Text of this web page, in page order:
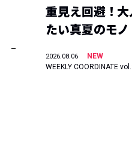
重見え回避！
たい真夏のモノ
2026.08.06
NEW
WEEKLY COORDINATE